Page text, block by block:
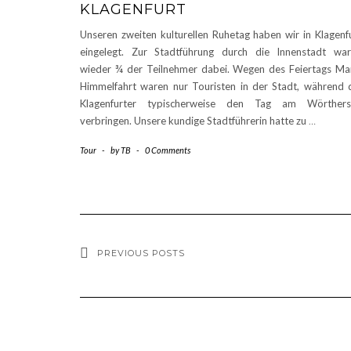
KLAGENFURT
Unseren zweiten kulturellen Ruhetag haben wir in
eingelegt. Zur Stadtführung durch die Innenstadt
wieder ¾ der Teilnehmer dabei. Wegen des Feiertags
Himmelfahrt waren nur Touristen in der Stadt, während
Klagenfurter typischerweise den Tag am
verbringen. Unsere kundige Stadtführerin hatte zu …
Tour - byTB - 0 Comments
PREVIOUS POSTS